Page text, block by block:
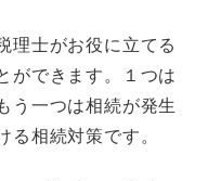
理士がお役に立てる
ができます。１つは
う一つは相続が発生
相続対策です。